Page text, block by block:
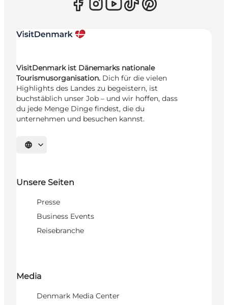
VisitDenmark ist Dänemarks nationale
Tourismusorganisation. Dich für die vielen
Highlights des Landes zu begeistern, ist
buchstäblich unser Job – und wir hoffen, dass
du jede Menge Dinge findest, die du
unternehmen und besuchen kannst.
Sprache auswählen
Unsere Seiten
Presse
Business Events
Reisebranche
Media
Denmark Media Center